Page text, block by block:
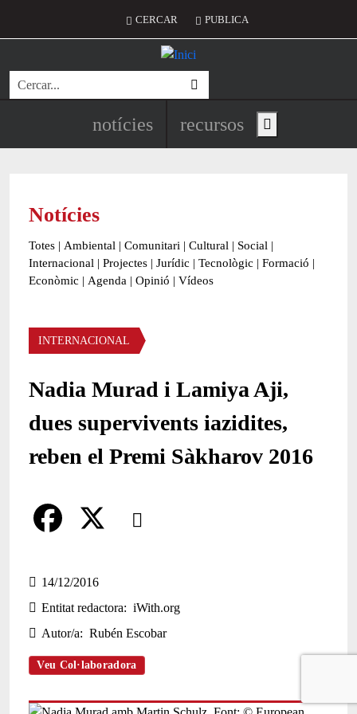
Menú del compte d'usuari
CERCAR PUBLICA
Cerca
Navegació principal de
notícies recursos Show main menu
Notícies
Totes | Ambiental | Comunitari | Cultural | Social |
Internacional | Projectes | Jurídic | Tecnològic | Formació |
Econòmic | Agenda | Opinió | Vídeos
Àmbit de la notícia
INTERNACIONAL
Nadia Murad i Lamiya Aji,
dues supervivents iazidites,
reben el Premi Sàkharov 2016
Comparteix
a
c
e
14/12/2016
Entitat redactora
iWith.org
Autor/a
Rubén Escobar
Veu Col·laboradora